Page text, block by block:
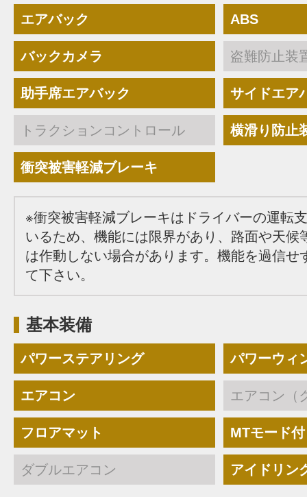
エアバック ABS
バックカメラ 盗難防止装
助手席エアバック サイドエア
トラクションコントロール 横滑り防止
衝突被害軽減ブレーキ
※衝突被害軽減ブレーキはドライバーの運転
いるため、機能には限界があり、路面や天候
は作動しない場合があります。機能を過信せ
て下さい。
基本装備
パワーステアリング パワーウィ
エアコン エアコン（
フロアマット MTモード
ダブルエアコン アイドリン